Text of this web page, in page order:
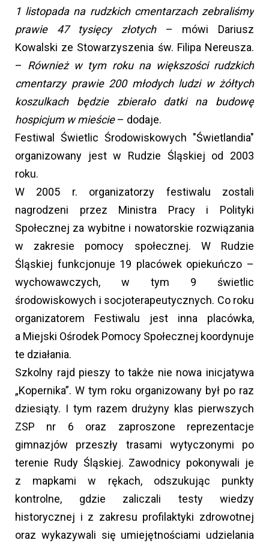
1 listopada na rudzkich cmentarzach zebraliśmy
prawie 47 tysięcy złotych– mówi Dariusz
Kowalski ze Stowarzyszenia św. Filipa Nereusza.
– Również w tym roku na większości rudzkich
cmentarzy prawie 200 młodych ludzi w żółtych
koszulkach będzie zbierało datki na budowę
hospicjum w mieście– dodaje.
Festiwal Świetlic Środowiskowych "Świetlandia"
organizowany jest w Rudzie Śląskiej od 2003
roku.
W 2005 r. organizatorzy festiwalu zostali
nagrodzeni przez Ministra Pracy i Polityki
Społecznej za wybitne i nowatorskie rozwiązania
w zakresie pomocy społecznej. W Rudzie
Śląskiej funkcjonuje 19 placówek opiekuńczo –
wychowawczych, w tym 9 świetlic
środowiskowych i socjoterapeutycznych. Co roku
organizatorem Festiwalu jest inna placówka,
a Miejski Ośrodek Pomocy Społecznej koordynuje
te działania.
Szkolny rajd pieszy to także nie nowa inicjatywa
„Kopernika”. W tym roku organizowany był po raz
dziesiąty. I tym razem drużyny klas pierwszych
ZSP nr 6 oraz zaproszone reprezentacje
gimnazjów przeszły trasami wytyczonymi po
terenie Rudy Śląskiej. Zawodnicy pokonywali je
z mapkami w rękach, odszukując punkty
kontrolne, gdzie zaliczali testy wiedzy
historycznej i z zakresu profilaktyki zdrowotnej
oraz wykazywali się umiejętnościami udzielania